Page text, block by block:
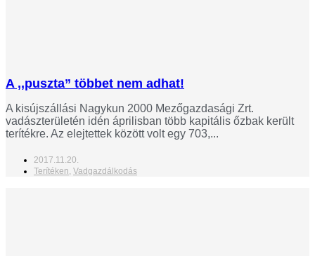
A ,,puszta” többet nem adhat!
A kisújszállási Nagykun 2000 Mezőgazdasági Zrt.
vadászterületén idén áprilisban több kapitális őzbak került
terítékre. Az elejtettek között volt egy 703,...
2017.11.20.
Terítéken Vadgazdálkodás